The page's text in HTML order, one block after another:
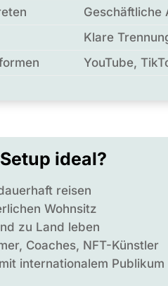
Geschäftliche
Klare
YouTube,
ideal?
reisen
Wohnsitz
zu Land leben
Coaches, NFT-Künstler
internationalem Publikum